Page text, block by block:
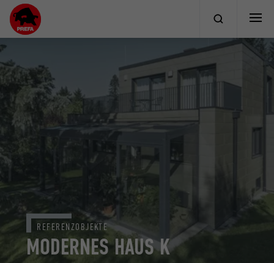
MODERNES HAUS K
REFERENZOBJEKTE